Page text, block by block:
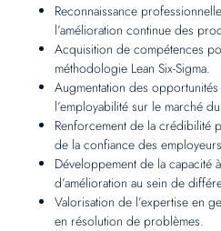
Reconnaissance
l’amélioration continue des
Acquisition de compétences
méthodologie Lean Six-Sigma.
Augmentation des
l’employabilité sur le marché
Renforcement de la crédibilité
de la confiance des
Développement de la capacité
d’amélioration au sein de
Valorisation de l’expertise en
en résolution de problèmes.